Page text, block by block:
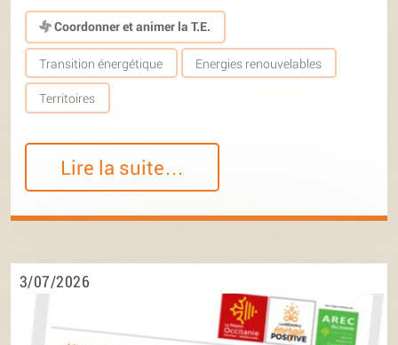
Coordonner et animer la T.E.
Transition énergétique Energies renouvelables
Territoires
Lire la suite…
3/07/2026